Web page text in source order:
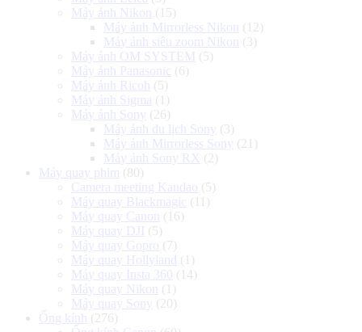
Máy ảnh Nikon
(15)
Máy ảnh Mirrorless Nikon
(12)
Máy ảnh siêu zoom Nikon
(3)
Máy ảnh OM SYSTEM (5)
Máy ảnh Panasonic (6)
Máy ảnh Ricoh
(5)
Máy ảnh Sigma (1)
Máy ảnh Sony (26)
Máy ảnh du lịch Sony (3)
Máy ảnh Mirrorless Sony (21)
Máy ảnh Sony RX (2)
Máy quay phim (80)
Camera meeting Kandao (5)
Máy quay Blackmagic (11)
Máy quay Canon
(16)
Máy quay DJI (5)
Máy quay Gopro (7)
Máy quay Hollyland
(1)
Máy quay Insta 360 (14)
Máy quay Nikon
(1)
Máy quay Sony (20)
Ống kính
(276)